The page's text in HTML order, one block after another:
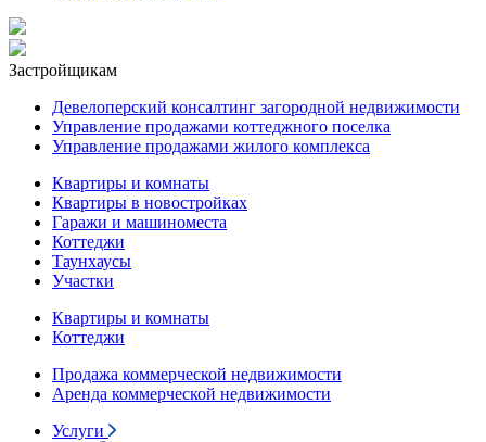
Застройщикам
Девелоперский консалтинг загородной недвижимости
Управление продажами коттеджного поселка
Управление продажами жилого комплекса
Квартиры и комнаты
Квартиры в новостройках
Гаражи и машиноместа
Коттеджи
Таунхаусы
Участки
Квартиры и комнаты
Коттеджи
Продажа коммерческой недвижимости
Аренда коммерческой недвижимости
Услуги